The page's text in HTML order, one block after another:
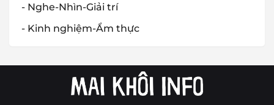
- Nghe-Nhìn-Giải trí
- Kinh nghiệm-Ẩm thực